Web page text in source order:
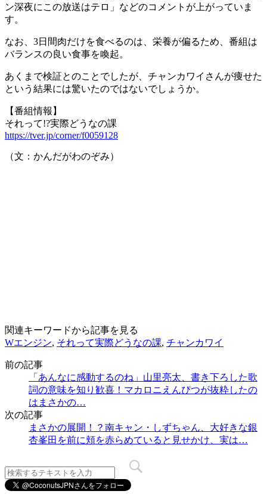
ン深夜にこの放送はテロ」などのコメントが上がっていま
す。
なお、3日間肉だけを食べるのは、栄養が偏るため、番組は
バランスの良い食事を喚起。
あくまで検証とのことでしたが、チャンカワイさんが痩せた
という結果には驚いたのではないでしょうか。
【番組情報】
それって!?実際どうなの課
https://tver.jp/corner/f0059128
（文：かんだがわのぞみ）
関連キーワードから記事を見る
Wエンジン, それって実際どうなの課, チャンカワイ
前の記事
「あんなに感動するのね」山里亮太、書き下ろした歌
詞の意味を知り歓喜！マカロニえんぴつが抜粋したの
はまさかの…
次の記事
まさかの展開！？南キャン・しずちゃん、大好きな銀
杏峯田を前に頬を赤らめていると見せかけ、実は…